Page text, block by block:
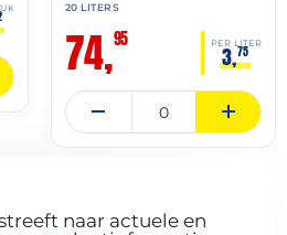
20 LITERS
74,95 PER LITER
3,75
naar actuele en